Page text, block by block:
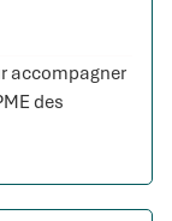
accompagner
des